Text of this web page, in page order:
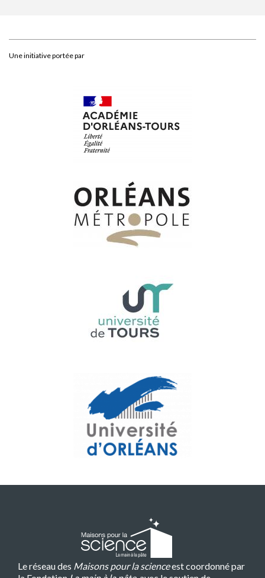
Une initiative portée par
Le réseau des Maisons pour la scienceest coordonné par